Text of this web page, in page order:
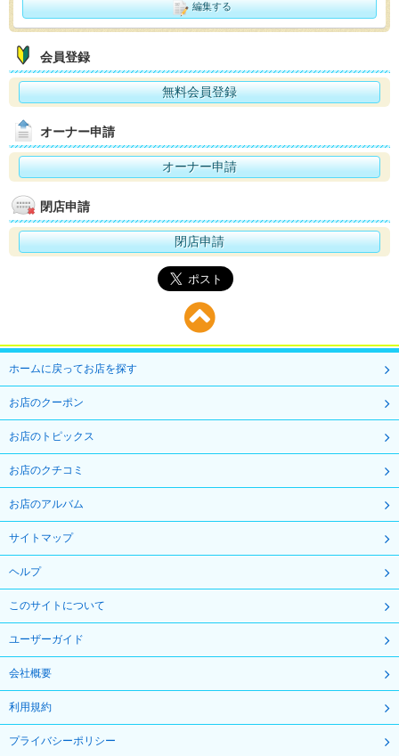
編集する
会員登録
無料会員登録
オーナー申請
オーナー申請
閉店申請
閉店申請
ホームに戻ってお店を探す
お店のクーポン
お店のトピックス
お店のクチコミ
お店のアルバム
サイトマップ
ヘルプ
このサイトについて
ユーザーガイド
会社概要
利用規約
プライバシーポリシー